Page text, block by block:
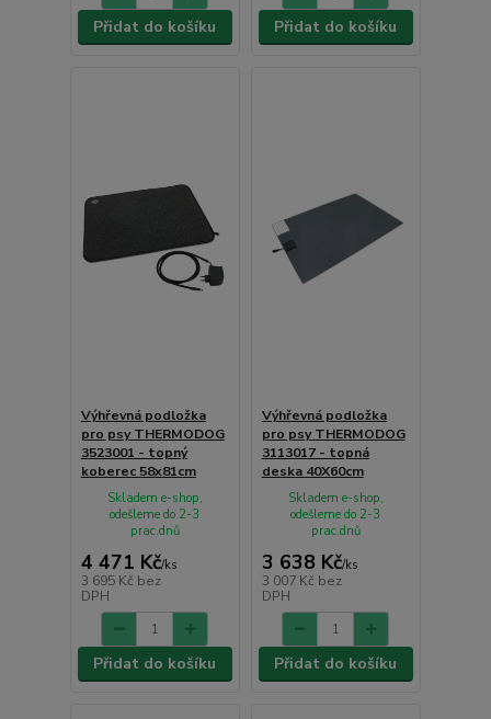
Přidat do košíku Přidat do košíku
Výhřevná podložka
pro psy THERMODOG
3523001 - topný
koberec 58x81cm
4 471 Kč/ks
3 695 Kč bez
DPH
Skladem e-shop,
odešleme do 2-3
prac.dnů
Přidat do košíku
Výhřevná podložka
pro psy THERMODOG
3113017 - topná
deska 40X60cm
3 638 Kč/ks
3 007 Kč bez
DPH
Skladem e-shop,
odešleme do 2-3
prac.dnů
Přidat do košíku